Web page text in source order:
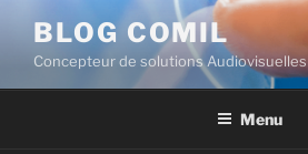
BLOG COMIL
Concepteur de solutions Audiovisuelles
Menu